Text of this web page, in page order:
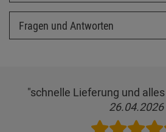
Fragen und Antworten
"schnelle Lieferung und alles
26.04.2026